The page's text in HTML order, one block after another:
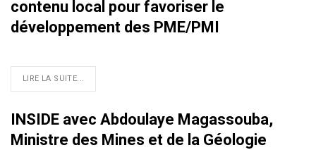
contenu local pour favoriser le
développement des PME/PMI
LIRE LA SUITE...
INSIDE avec Abdoulaye Magassouba,
Ministre des Mines et de la Géologie